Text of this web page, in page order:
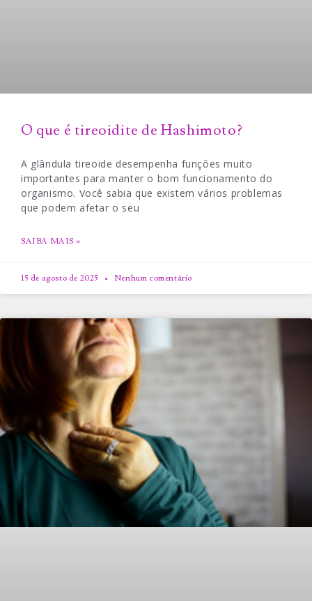
O que é tireoidite de Hashimoto?
A glândula tireoide desempenha funções muito
importantes para manter o bom funcionamento do
organismo. Você sabia que existem vários problemas
que podem afetar o seu
SAIBA MAIS »
15 de agosto de 2025 Nenhum comentário